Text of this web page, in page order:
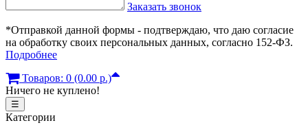
Заказать звонок
*Отправкой данной формы - подтверждаю, что даю согласие
на обработку своих персональных данных, согласно 152-ФЗ.
Подробнее
Товаров: 0 (0.00 р.)
Ничего не куплено!
☰
Категории